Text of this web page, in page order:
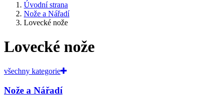
Úvodní strana
Nože a Nářadí
Lovecké nože
Lovecké nože
všechny kategorie
Nože a Nářadí